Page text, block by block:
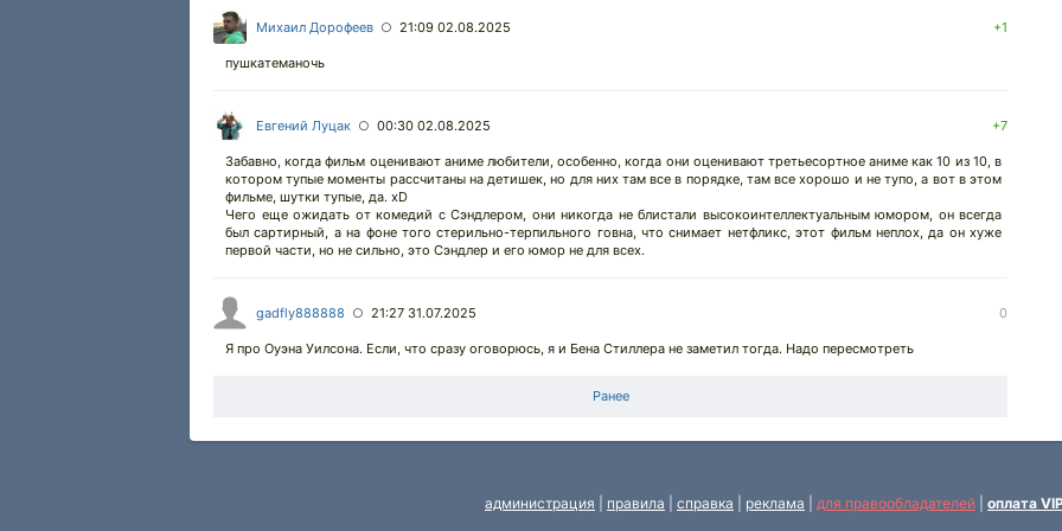
Михаил Дорофеев ○ 21:09 02.08.2025 +1
пушкатеманочь
Евгений Луцак ○ 00:30 02.08.2025 +7
Забавно, когда фильм оценивают аниме любители, особенно, когда они оценивают третьесортное аниме как 10 из 10, в
котором тупые моменты рассчитаны на детишек, но для них там все в порядке, там все хорошо и не тупо, а вот в этом
фильме, шутки тупые, да. xD
Чего еще ожидать от комедий с Сэндлером, они никогда не блистали высокоинтеллектуальным юмором, он всегда
был сартирный, а на фоне того стерильно-терпильного говна, что снимает нетфликс, этот фильм неплох, да он хуже
первой части, но не сильно, это Сэндлер и его юмор не для всех.
gadfly888888 ○ 21:27 31.07.2025 0
Я про Оуэна Уилсона. Если, что сразу оговорюсь, я и Бена Стиллера не заметил тогда. Надо пересмотреть
Ранее
администрация правила справка реклама для правообладателей оплата